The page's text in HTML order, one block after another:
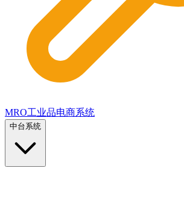
MRO工业品电商系统
中台系统